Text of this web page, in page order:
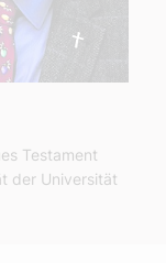
Testament
der Universität